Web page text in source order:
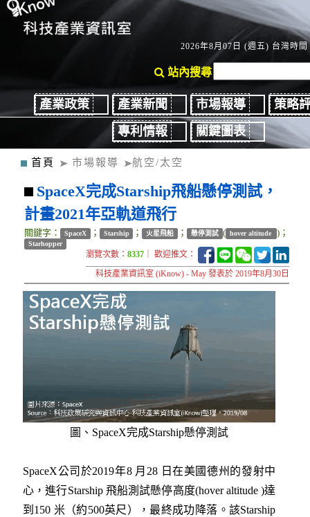
2026年8月07日 (週五) 台灣時間
站內搜尋
產業政策 產業新聞 市場報導
策略
專利情報
關鍵圖表
首頁 市場報導 航空/太空
SpaceX完成Starship飛船懸停測試，
計畫2021年亞軌道飛行
關鍵字： SpaceX ； Starship ； 火星飛船 ； 懸停測試 ( hover altitude )；
Starhopper
瀏覽次數：8337 ｜ 歡迎推文：
科技產業資訊室 (iKnow) - May 發表於 2019年8月30日
圖、SpaceX完成Starship懸停測試
SpaceX公司於2019年8 月28 日在美國德州的發射中
心，進行Starship 飛船測試懸停高度(hover altitude )達
到150 米（約500英尺），最終成功降落。該Starship